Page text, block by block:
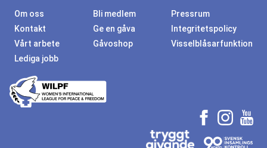
Om oss Bli medlem
Pressrum
Kontakt
Ge en gåva
Integritetspolicy
Vårt arbete
Gåvoshop
Visselblåsarfunktion
Lediga jobb